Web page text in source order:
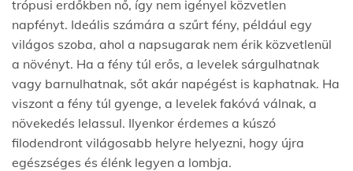
trópusi erdőkben nő, így nem igényel közvetlen
napfényt. Ideális számára a szűrt fény, például egy
világos szoba, ahol a napsugarak nem érik közvetlenül
a növényt. Ha a fény túl erős, a levelek sárgulhatnak
vagy barnulhatnak, sőt akár napégést is kaphatnak. Ha
viszont a fény túl gyenge, a levelek fakóvá válnak, a
növekedés lelassul. Ilyenkor érdemes a kúszó
filodendront világosabb helyre helyezni, hogy újra
egészséges és élénk legyen a lombja.